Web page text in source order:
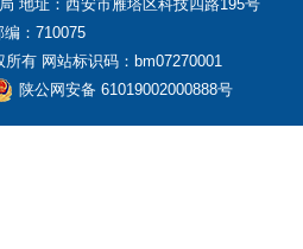
地址：西安市雁塔区科技四路195号
编：710075
所有 网站标识码：bm07270001
陕公网安备 61019002000888号